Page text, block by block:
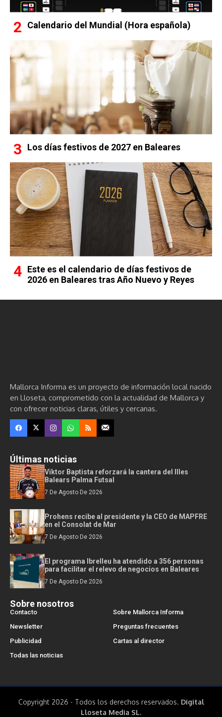
Calendario del Mundial (Hora española)
Los días festivos de 2027 en Baleares
Este es el calendario de días festivos de
2026 en Baleares tras Año Nuevo y Reyes
Mallorca Informa es un proyecto de información local nacido
en Lloseta, comprometido con la actualidad de Mallorca y
con ofrecer noticias claras, útiles y cercanas.
Últimas noticias
Viktor Baptista reforzará la cantera del Illes
Balears Palma Futsal
7 De Agosto De 2026
Prohens recibe al presidente y la CEO de MAPFRE
en el Consolat de Mar
7 De Agosto De 2026
El programa Ibrelleu ha atendido a 356 personas
para facilitar el relevo de negocios en Baleares
7 De Agosto De 2026
Sobre nosotros
Contacto
Sobre Mallorca Informa
Newsletter
Preguntas frecuentes
Publicidad
Cartas al director
Todas las noticias
Copyright 2026 - Todos los derechos reservados. Digital
Lloseta Media SL.